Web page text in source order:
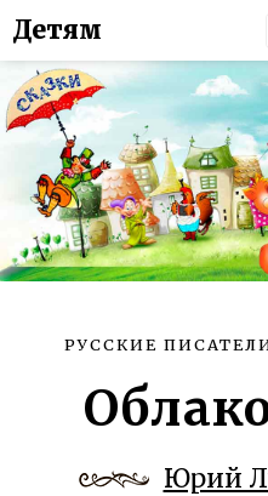
Детям
РУССКИЕ
Юрий